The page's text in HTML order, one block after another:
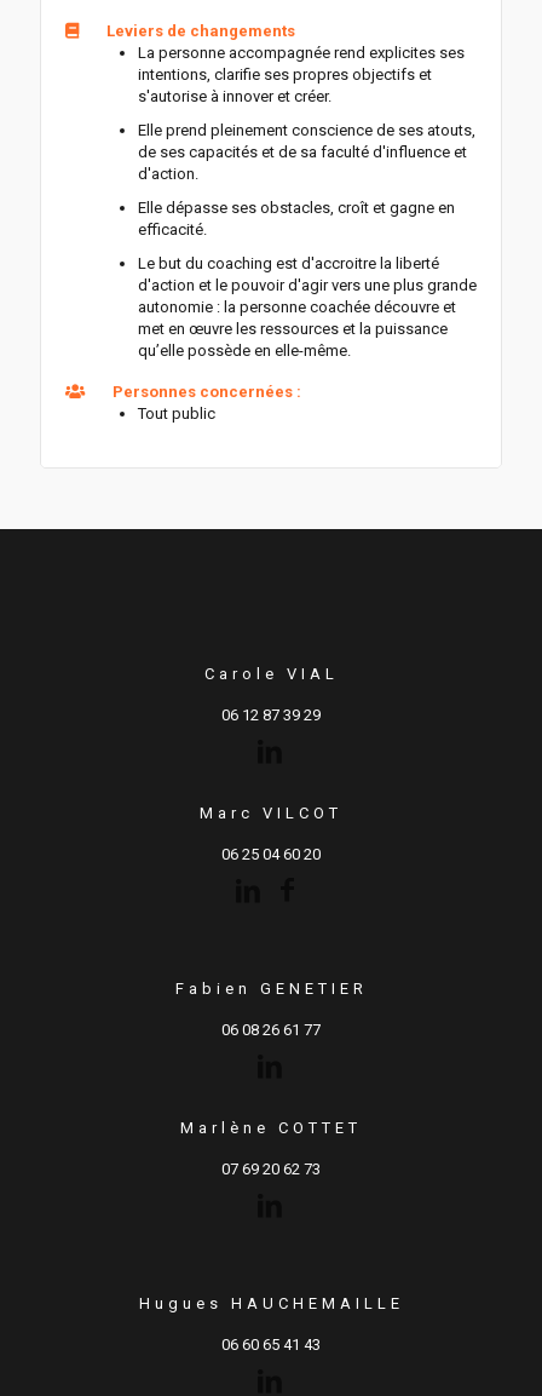
Leviers de changements
La personne accompagnée rend explicites ses
intentions, clarifie ses propres objectifs et
s'autorise à innover et créer.
Elle prend pleinement conscience de ses atouts,
de ses capacités et de sa faculté d'influence et
d'action.
Elle dépasse ses obstacles, croît et gagne en
efficacité.
Le but du coaching est d'accroitre la liberté
d'action et le pouvoir d'agir vers une plus grande
autonomie : la personne coachée découvre et
met en œuvre les ressources et la puissance
qu’elle possède en elle-même.
Personnes concernées :
Tout public
Carole VIAL
06 12 87 39 29
Marc VILCOT
06 25 04 60 20
Fabien GENETIER
06 08 26 61 77
Marlène COTTET
07 69 20 62 73
Hugues HAUCHEMAILLE
06 60 65 41 43